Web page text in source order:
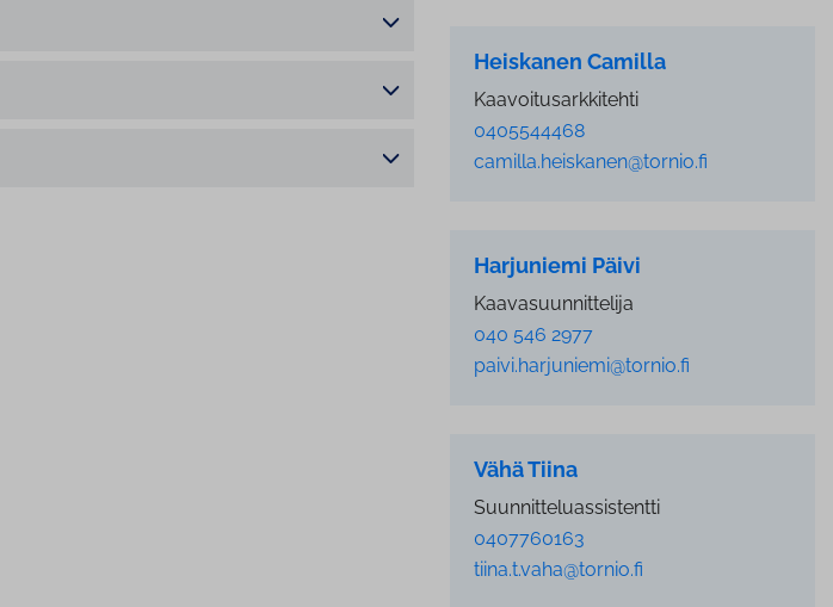
Heiskanen Camilla
Kaavoitusarkkitehti
0405544468
camilla.heiskanen@tornio.fi
Harjuniemi Päivi
Kaavasuunnittelija
040 546 2977
paivi.harjuniemi@tornio.fi
Vähä Tiina
Suunnitteluassistentti
0407760163
tiina.t.vaha@tornio.fi